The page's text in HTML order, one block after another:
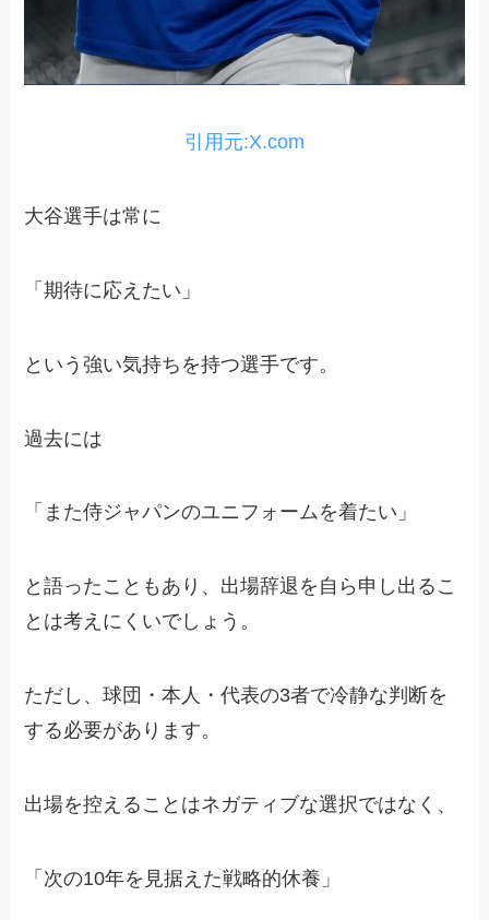
引用元:X.com
大谷選手は常に
「期待に応えたい」
という強い気持ちを持つ選手です。
過去には
「また侍ジャパンのユニフォームを着たい」
と語ったこともあり、出場辞退を自ら申し出るこ
とは考えにくいでしょう。
ただし、球団・本人・代表の3者で冷静な判断を
する必要があります。
出場を控えることはネガティブな選択ではなく、
「次の10年を見据えた戦略的休養」